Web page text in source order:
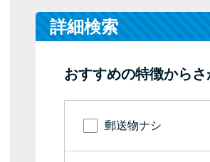
詳細検索
おすすめの特徴からさ
郵送物ナシ